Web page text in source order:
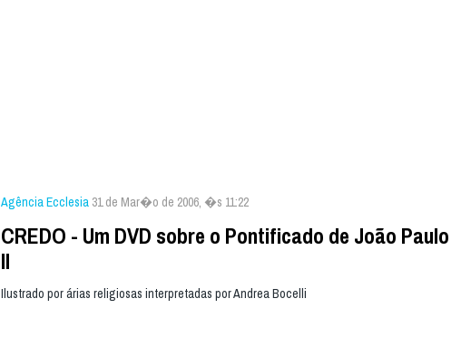
Agência Ecclesia 31 de Mar�o de 2006, �s 11:22
CREDO - Um DVD sobre o Pontificado de João Paulo
II
Ilustrado por árias religiosas interpretadas por Andrea Bocelli